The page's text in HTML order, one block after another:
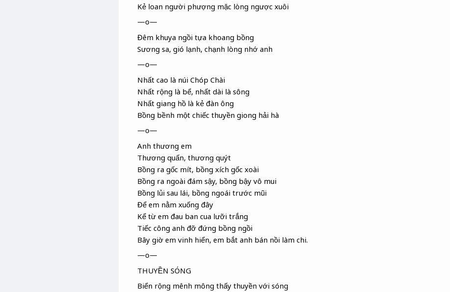
Kẻ loan người phượng mặc lòng ngược xuôi
—o—
Đêm khuya ngồi tựa khoang bồng
Sương sa, gió lạnh, chạnh lòng nhớ anh
—o—
Nhất cao là núi Chóp Chài
Nhất rộng là bể, nhất dài là sông
Nhất giang hồlà kẻ đàn ông
Bồng bềnh một chiếc thuyền giong hải hà
—o—
Anh thương em
Thương quấn, thương quýt
Bồng ra gốc mít, bồng xích gốc xoài
Bồng ra ngoài đám sậy, bồng bậy vô mui
Bồng lủi sau lái, bồng ngoái trước mũi
Để em nằm xuống đây
Kể từ em đau ban cua lưỡi trắng
Tiếc công anh đỡ đứng bồng ngồi
Bây giờ em vinh hiển, em bắt anh bán nồi làm chi.
—o—
THUYỀN SÓNG
Biển rộng mênh mông thấy thuyền với sóng